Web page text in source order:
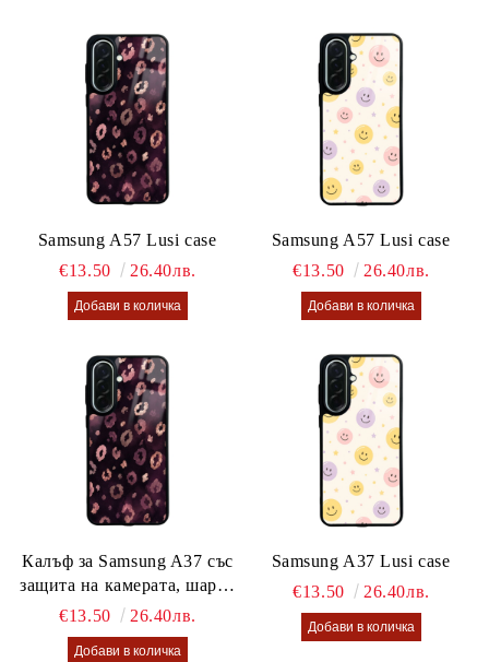
Samsung A57 Lusi case
€13.50
26.40лв.
Samsung A57 Lusi case
€13.50
26.40лв.
Калъф за Samsung A37 със
защита на камерата, шарен
калъф Lusi case
€13.50 26.40лв.
Samsung A37 Lusi case
€13.50
26.40лв.